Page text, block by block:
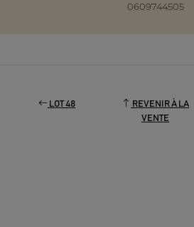
0609744505
LOT 48
REVENIR À LA
VENTE